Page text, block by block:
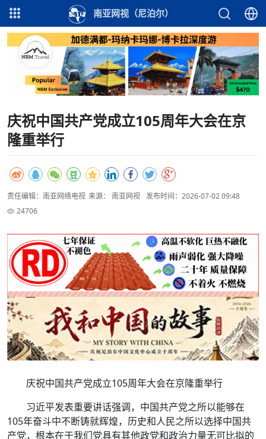
南亚网视（尼泊尔）
庆祝中国共产党成立105周年大会在京
隆重举行
责任编辑：南亚网络电视 来源： 南亚网视 发布时间：2026-07-02 09:48
24706
庆祝中国共产党成立105周年大会在京隆重举行
习近平发表重要讲话强调，中国共产党之所以能够在
105年奋斗中不断铸就辉煌，历史和人民之所以选择中国共
产党，根本在于我们党具有其他政党和政治力量无可比拟的